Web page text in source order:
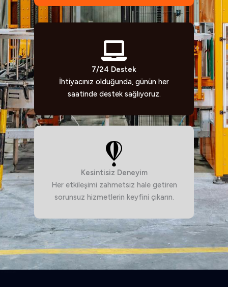
7/24 Destek
İhtiyacınız olduğunda, günün her
saatinde destek sağlıyoruz.
Kesintisiz Deneyim
Her etkileşimi zahmetsiz hale getiren
sorunsuz hizmetlerin keyfini çıkarın.